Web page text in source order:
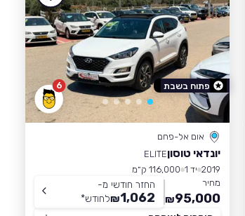
6
אום אל-פחם
יונדאי טוסוןELITE
2019 יד 1
116,000 ק״מ
מחיר
95,000
₪
החזר חודשי מ-
1,062
₪לחודש*
פתוח בשבת